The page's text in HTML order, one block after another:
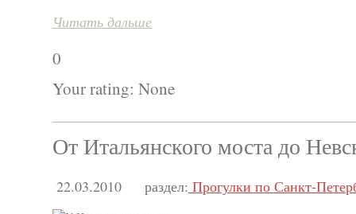
Читать дальше
0
Your rating: None
От Итальянского моста до
22.03.2010 раздел: Прогулки по Санкт-